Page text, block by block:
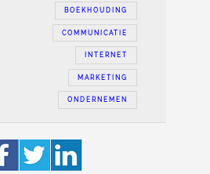
BOEKHOUDING
COMMUNICATIE
INTERNET
MARKETING
ONDERNEMEN